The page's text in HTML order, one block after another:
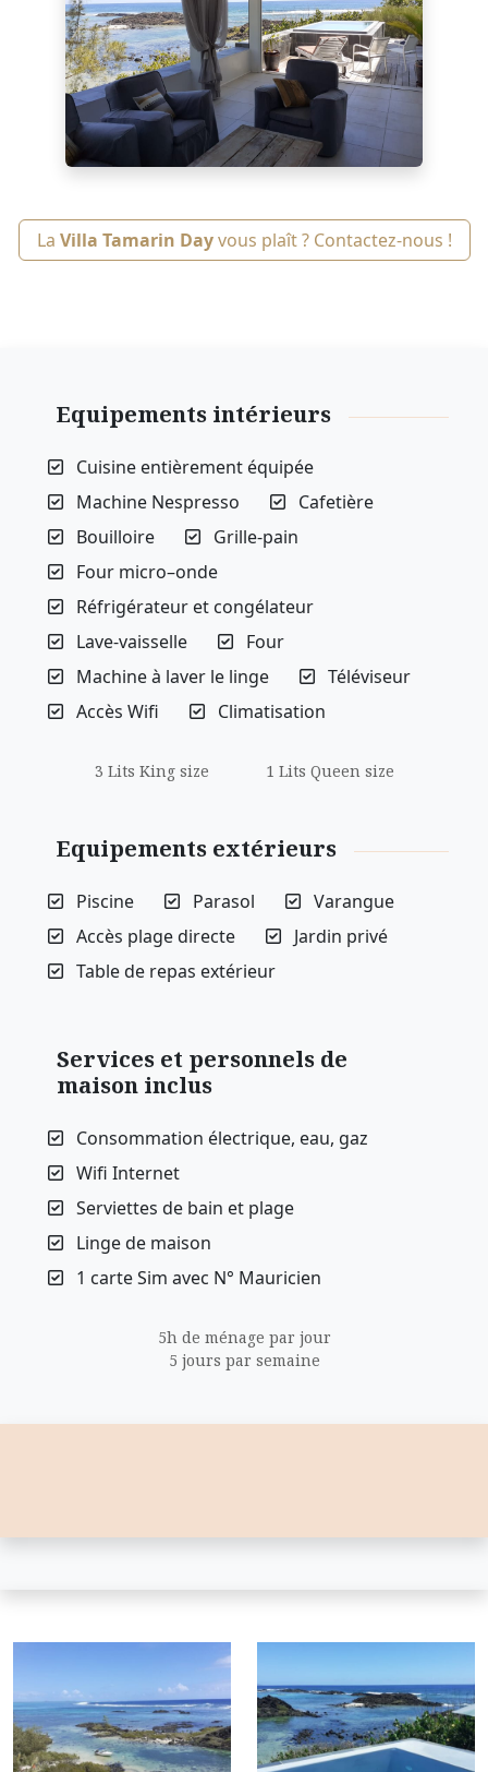
La Villa Tamarin Dayvous plaît ? Contactez-nous !
Equipements intérieurs
Cuisine entièrement équipée
Machine Nespresso
Cafetière
Bouilloire
Grille-pain
Four micro–onde
Réfrigérateur et congélateur
Lave-vaisselle
Four
Machine à laver le linge
Téléviseur
Accès Wifi
Climatisation
3 Lits King size 1 Lits Queen size
Equipements extérieurs
Piscine Parasol
Varangue
Accès plage directe
Jardin privé
Table de repas extérieur
Services et personnels de
maison inclus
Consommation électrique, eau, gaz
Wifi Internet
Serviettes de bain et plage
Linge de maison
1 carte Sim avec N° Mauricien
5h de ménage par jour
5 jours par semaine